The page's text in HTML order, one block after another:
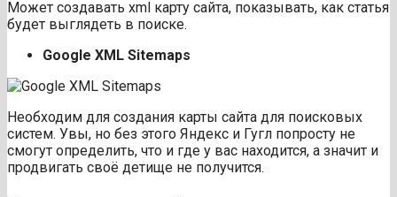
Может создавать xml карту сайта, показывать, как статья
будет выглядеть в поиске.
Google XML Sitemaps
Необходим для создания карты сайта для поисковых
систем. Увы, но без этого Яндекс и Гугл попросту не
смогут определить, что и где у вас находится, а значит и
продвигать своё детище не получится.